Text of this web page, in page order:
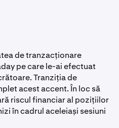
de tranzacționare
pe care le-ai efectuat
Tranziția de
acest accent. În loc să
riscul financiar al pozițiilor
în cadrul aceleiași sesiuni